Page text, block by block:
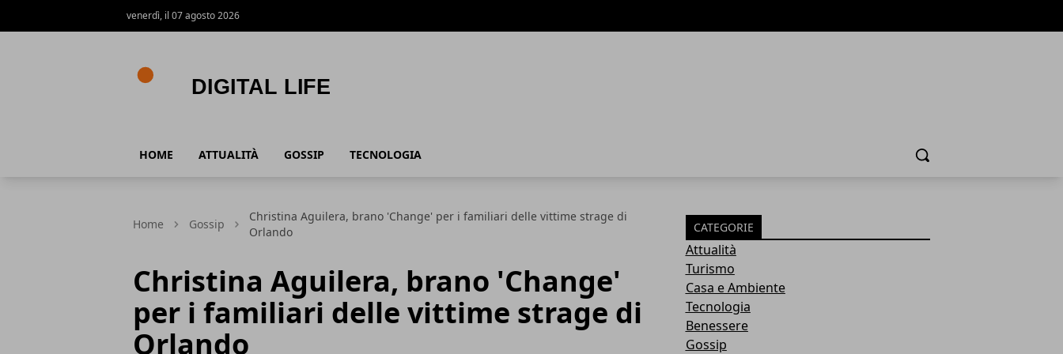
venerdì, il 07 agosto 2026
HOME ATTUALITÀ GOSSIP TECNOLOGIA Cerca
Home Gossip
Christina Aguilera, brano 'Change' per i familiari delle vittime strage di
Orlando
Christina Aguilera, brano 'Change'
per i familiari delle vittime strage di
Orlando
CATEGORIE
Attualità
Turismo
Casa e Ambiente
Tecnologia
Benessere
Gossip